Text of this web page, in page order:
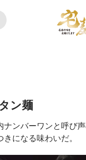
ン麺
ンバーワンと呼び
になる味わいだ。